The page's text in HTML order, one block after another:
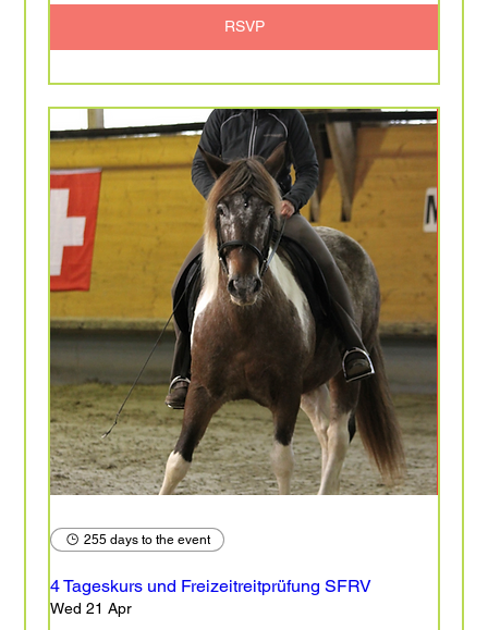
RSVP
255 days to the event
4 Tageskurs und Freizeitreitprüfung SFRV
Wed 21 Apr